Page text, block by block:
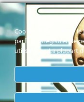
Cookies Pour assurer
parfois enregistrer de
utilisateurs. La plupart